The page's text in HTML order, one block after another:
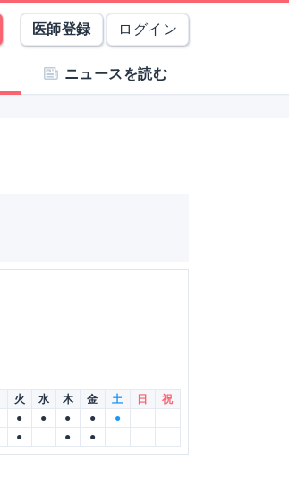
医師登録 ログイン
ニュースを読む
火 水 木 金 土 日
祝
● ● ● ●
●
● ● ●